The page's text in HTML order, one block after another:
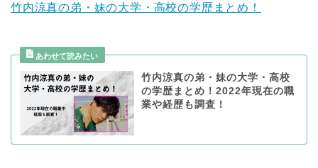
竹内涼真の弟・妹の大学・高校の学歴まとめ！
竹内涼真の弟・妹の大学・高校
の学歴まとめ！2022年現在の職
業や経歴も調査！